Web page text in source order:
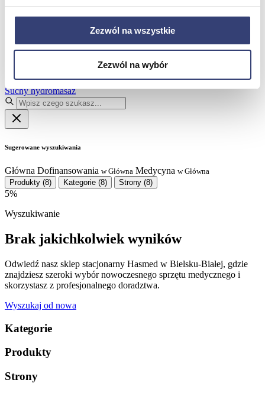
Zezwól na wszystkie
Zezwól na wybór
Serwis
Kontakt
Skontaktuj się z nami!
Innowacyjna siłownia HUR
Robot rehabilitacyjny
Kosmetyki Weyergans
Suchy hydromasaż
Sugerowane wyszukiwania
Główna Dofinansowania w Główna Medycyna w Główna
Produkty (8) Kategorie (8) Strony (8)
5%
Wyszukiwanie
Brak jakichkolwiek wyników
Odwiedź nasz sklep stacjonarny Hasmed w Bielsku-Białej, gdzie
znajdziesz szeroki wybór nowoczesnego sprzętu medycznego i
skorzystasz z profesjonalnego doradztwa.
Wyszukaj od nowa
Kategorie
Produkty
Strony